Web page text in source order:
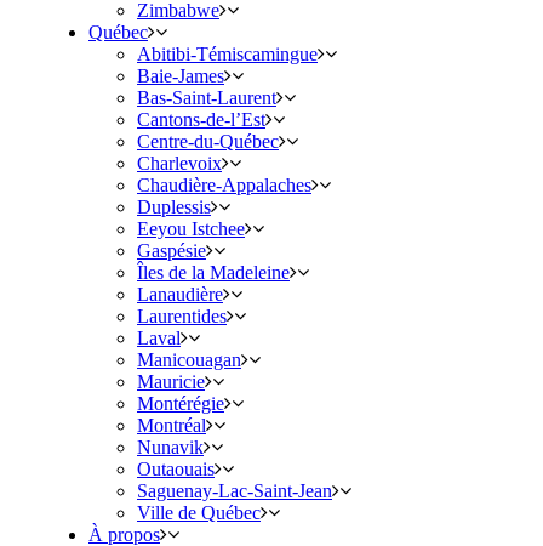
Zimbabwe
Québec
Abitibi-Témiscamingue
Baie-James
Bas-Saint-Laurent
Cantons-de-l’Est
Centre-du-Québec
Charlevoix
Chaudière-Appalaches
Duplessis
Eeyou Istchee
Gaspésie
Îles de la Madeleine
Lanaudière
Laurentides
Laval
Manicouagan
Mauricie
Montérégie
Montréal
Nunavik
Outaouais
Saguenay-Lac-Saint-Jean
Ville de Québec
À propos